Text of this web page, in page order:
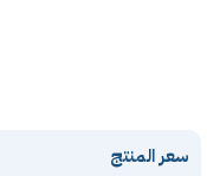
سعر المنتج